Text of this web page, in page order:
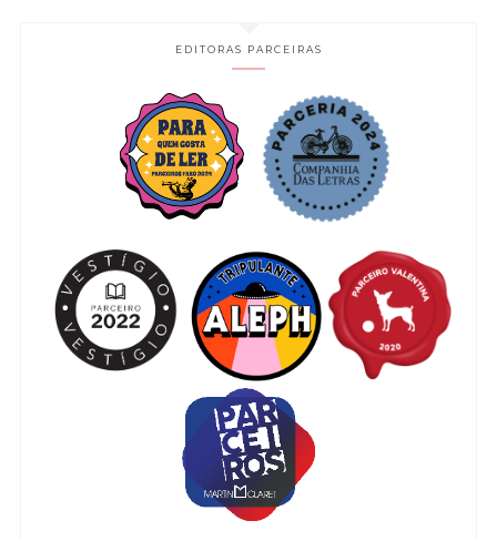
EDITORAS PARCEIRAS